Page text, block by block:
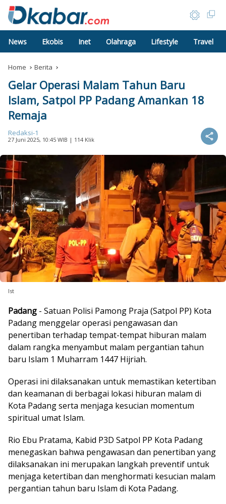
News Ekobis Inet Olahraga Lifestyle Travel
Home Berita
Gelar Operasi Malam Tahun Baru
Islam, Satpol PP Padang Amankan 18
Remaja
Redaksi-1
27 Juni 2025, 10:45 WIB | 114 Klik
Ist
Padang - Satuan Polisi Pamong Praja (Satpol PP) Kota
Padang menggelar operasi pengawasan dan
penertiban terhadap tempat-tempat hiburan malam
dalam rangka menyambut malam pergantian tahun
baru Islam 1 Muharram 1447 Hijriah.
Operasi ini dilaksanakan untuk memastikan ketertiban
dan keamanan di berbagai lokasi hiburan malam di
Kota Padang serta menjaga kesucian momentum
spiritual umat Islam.
Rio Ebu Pratama, Kabid P3D Satpol PP Kota Padang
menegaskan bahwa pengawasan dan penertiban yang
dilaksanakan ini merupakan langkah preventif untuk
menjaga ketertiban dan menghormati kesucian malam
pergantian tahun baru Islam di Kota Padang.